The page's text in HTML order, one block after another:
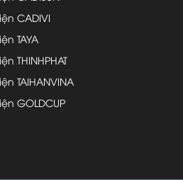
CADIVI
TAYA
THINHPHAT
TAIHANVINA
GOLDCUP